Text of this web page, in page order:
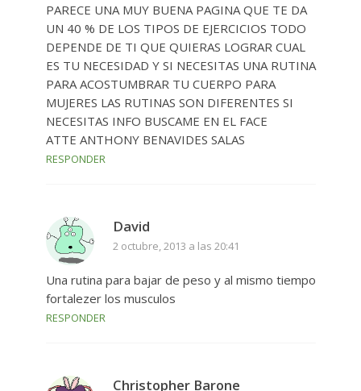
PARECE UNA MUY BUENA PAGINA QUE TE DA
UN 40 % DE LOS TIPOS DE EJERCICIOS TODO
DEPENDE DE TI QUE QUIERAS LOGRAR CUAL
ES TU NECESIDAD Y SI NECESITAS UNA RUTINA
PARA ACOSTUMBRAR TU CUERPO PARA
MUJERES LAS RUTINAS SON DIFERENTES SI
NECESITAS INFO BUSCAME EN EL FACE
ATTE ANTHONY BENAVIDES SALAS
RESPONDER
David
2 octubre, 2013 a las 20:41
Una rutina para bajar de peso y al mismo tiempo
fortalezer los musculos
RESPONDER
Christopher Barone